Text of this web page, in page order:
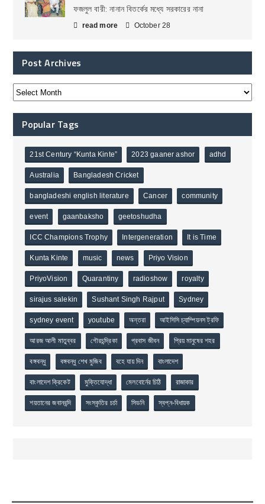
ফজলুল বারী: নানান বিতর্কের মধ্যে সরকারের নানা
read more October 28
Post Archives
Popular Tags
21st Century “Kunta Kinte” 2023 gaaner ashor adhd
Australia Bangladesh Cricket
bangladeshi english literature Cancer community
event gaanbaksho geetoshudha
ICC Champions Trophy Intergeneration It is Time
Kunta Kinte music news Priyo Vision
PriyoVision Quarantiny radioshow royalty
sirajus salekin Sushant Singh Rajput Sydney
sydney event youtube অন্তরা আইসিসি চ্যাম্পিয়নস ট্রফি
আরজ আলী মাতুব্বর গৌরচন্দ্রিকা প্রবাস জীবন প্রিয় মানুষের শহর
বঙ্গবন্ধু বঙ্গবন্ধু শেখ মুজিব বহে যায় দিন বাংলাদেশ
বাংলাদেশ ক্রিকেট মুক্তিযোদ্ধা মেলবোর্নের চিঠি রাজাকার
শয়তানের জবানবন্দি সংস্কৃতির চর্চা সিডনি স্বপ্ন-বিধায়ক